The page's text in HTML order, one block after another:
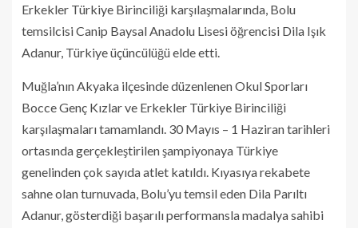
Erkekler Türkiye Birinciliği karşılaşmalarında, Bolu
temsilcisi Canip Baysal Anadolu Lisesi öğrencisi Dila Işık
Adanur, Türkiye üçüncülüğü elde etti.
Muğla’nın Akyaka ilçesinde düzenlenen Okul Sporları
Bocce Genç Kızlar ve Erkekler Türkiye Birinciliği
karşılaşmaları tamamlandı. 30 Mayıs – 1 Haziran tarihleri
ortasında gerçekleştirilen şampiyonaya Türkiye
genelinden çok sayıda atlet katıldı. Kıyasıya rekabete
sahne olan turnuvada, Bolu’yu temsil eden Dila Parıltı
Adanur, gösterdiği başarılı performansla madalya sahibi